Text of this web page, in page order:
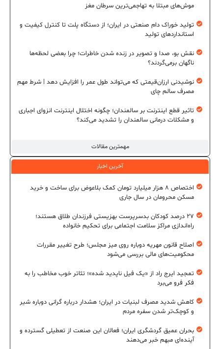
مهمترین مقالات
موش‌های مبتلا به تهاجمی‌ترین سرطان مغز
تولید خوراک دام صنعتی در ایران؛ از دستگاه پلت تا کنترل کیفیت و
استانداردهای تولید
نقش بو، صدا و تصویر در زنده شدن خاطرات؛ چرا بعضی لحظه‌ها
ناگهان برمی‌گردند؟
نوشیدنی ارزان‌قیمتی که می‌تواند طول عمر را افزایش دهد | شرط مهم
مصرف سالم چای
تاثیر قطع اینترنت بر سالمندان؛ چگونه اختلال اینترنت انزوای اجباری
و مشکلات درمانی سالمندان را تشدید می‌کند؟
آخرین اخبار
اختصاص ۸ هزار میلیارد تومان کمک بلاعوض برای ساخت و خرید
مسکن محرومان در سال جاری
۲۷ درصد کودکان بدسرپرست بهزیستی فرزندان طلاق هستند؛
راه‌اندازی مراکز سلامت اجتماعی برای تحکیم خانواده
اصلاح قانون مهریه دوباره روی میز مجلس؛ طرح تغییر مقررات
محکومیت‌های مالی بررسی می‌شود
تمجید ایرج راد از «یک فیل ناپدید شده»؛ تئاتر خوب مخاطب را به
فکر فرو می‌برد
کاهش شدید مصرف لبنیات در ایران؛ هشدار درباره گرانی دوباره شیر
و کوچک‌تر شدن سفره مردم
بحران عمیق گردشگری ایران؛ فعالان این صنعت از تعطیلی گسترده و
آینده‌ای مبهم خبر می‌دهند